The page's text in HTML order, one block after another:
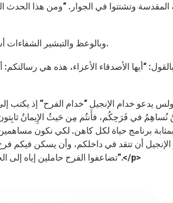
المقدسة وتشتتوا في الجوار. “ومن هذا
وبالوعظ والتبشير الشفاءات أسهم فيليبس في نشر “فرح عظيم” في المدينة.
“أيها الأصدقاء الأعزاء، هذه هي
يدعو خدام الإنجيل “خدام الفرح” إذ يكتب
برنامج حياة لكل كاهن. لكي نكون
الإنجيل أن تتقد في داخلكم، وأن يسكن فيكم
تضاعفوا الفرح حاملين إياه إلى الجميع، وخصوصًا إلى الحزانى والذين فقدوا الثقة”.</p>